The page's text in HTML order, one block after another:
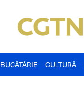
BUCĂTĂRIE CULTURĂ